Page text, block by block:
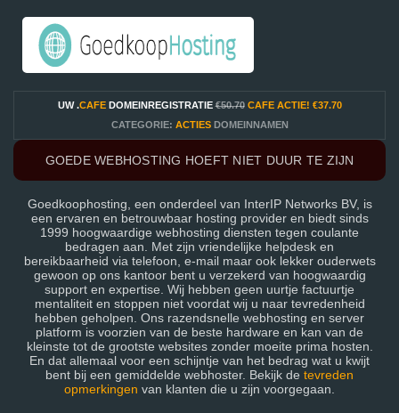
UW .CAFEDOMEINREGISTRATIE €50.70 CAFE ACTIE! €37.70
CATEGORIE: ACTIESDOMEINNAMEN
GOEDE WEBHOSTING HOEFT NIET DUUR TE ZIJN
Goedkoophosting, een onderdeel van InterIP Networks BV, is
een ervaren en betrouwbaar hosting provider en biedt sinds
1999 hoogwaardige webhosting diensten tegen coulante
bedragen aan. Met zijn vriendelijke helpdesk en
bereikbaarheid via telefoon, e-mail maar ook lekker ouderwets
gewoon op ons kantoor bent u verzekerd van hoogwaardig
support en expertise. Wij hebben geen uurtje factuurtje
mentaliteit en stoppen niet voordat wij u naar tevredenheid
hebben geholpen. Ons razendsnelle webhosting en server
platform is voorzien van de beste hardware en kan van de
kleinste tot de grootste websites zonder moeite prima hosten.
En dat allemaal voor een schijntje van het bedrag wat u kwijt
bent bij een gemiddelde webhoster. Bekijk de tevreden
opmerkingen van klanten die u zijn voorgegaan.